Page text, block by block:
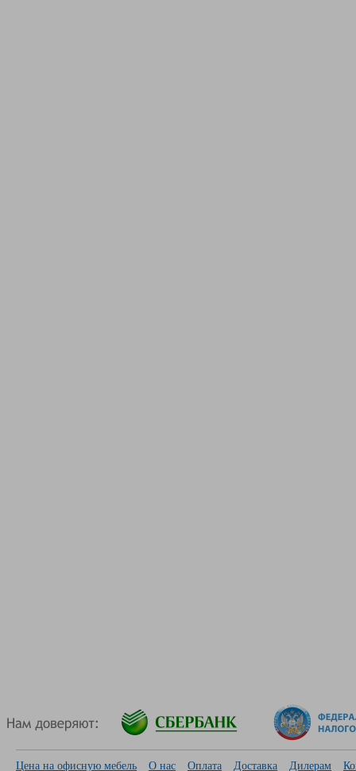
Цена на офисную мебель О нас Оплата Доставка Дилерам